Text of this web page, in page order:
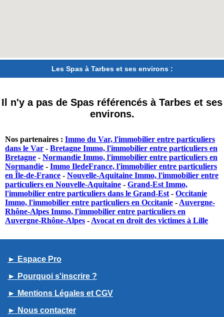
Les Spas à Tarbes et ses environs :
Il n'y a pas de Spas référencés à Tarbes et ses
environs.
Nos partenaires : Immo du Var, l'immobilier entre particuliers
dans le Var - Bretagne Immo, l'immobilier entre particuliers en
Bretagne - Normandie Immo, l'immobilier entre particuliers en
Normandie - Immo IledeFrance, l'immobilier entre particuliers
en Île-de-France - Nouvelle-Aquitaine Immo, l'immobilier entre
particuliers en Nouvelle-Aquitaine - Grand-Est Immo,
l'immobilier entre particuliers dans le Grand-Est - Occitanie
Immo, l'immobilier entre particuliers en Occitanie - Auvergne-
Rhône-Alpes Immo, l'immobilier entre particuliers en
Auvergne-Rhône-Alpes - Avocat en droit des victimes à Lille
► Espace Pro
► Pourquoi s'inscrire ?
► Mentions Légales et CGV
► Nous contacter